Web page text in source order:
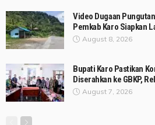
Video Dugaan
Pemkab Karo Siapkan
August 8, 2026
Bupati Karo Pastikan
Diserahkan ke GBKP,
August 7, 2026